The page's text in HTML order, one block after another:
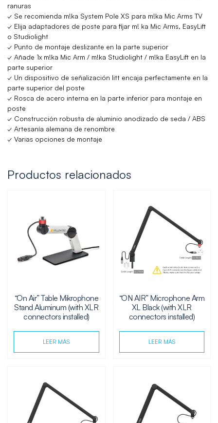
ranuras
✓ Se recomienda m!ka System Pole XS para m!ka Mic Arms TV
✓ Elija adaptadores de poste para fijar m! ka Mic Arms, EasyLift
o Studiolight
✓ Punto de montaje deslizante en la parte superior
✓ Añade 1x m!ka Mic Arm / m!ka Studiolight / m!ka EasyLift en la
parte superior
✓ Un dispositivo de señalización litt encaja perfectamente en la
parte superior del poste
✓ Rosca de acero interna en la parte inferior para montaje en
poste
✓ Construcción robusta de aluminio anodizado de seda / ABS
✓ Artesanía alemana de renombre
✓ Varias opciones de montaje
Productos relacionados
“On Air” Table Mikrophone
Stand Aluminum (with XLR
connectors installed)
LEER MÁS
“ON AIR” Microphone Arm
XL Black (with XLR
connectors installed)
LEER MÁS